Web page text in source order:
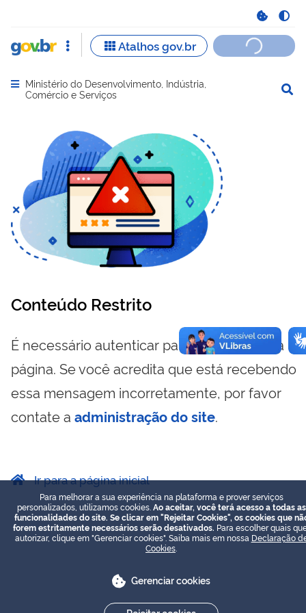
Abrir menu principal de navegação
Ministério do Desenvolvimento, Indústria,
Comércio e Serviços
Conteúdo Restrito
É necessário autenticar para visualizar essa
página. Se você acredita que está recebendo
essa mensagem incorretamente, por favor
contate a administração do site.
Ir para a página inicial
Para melhorar a sua experiência na plataforma e prover serviços
personalizados, utilizamos cookies. Ao aceitar, você terá acesso a todas as
funcionalidades do site. Se clicar em "Rejeitar Cookies", os cookies que
forem estritamente necessários serão desativados. Para escolher quais
autorizar, clique em "Gerenciar cookies". Saiba mais em nossa Declaração
Cookies
Gerenciar cookies